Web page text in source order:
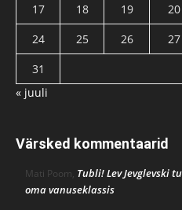
17
18 19 20
24
25 26 27
31
« juuli
Värsked kommentaarid
Mati Poom, Tubli! Lev Jevglevski
oma vanuseklassis